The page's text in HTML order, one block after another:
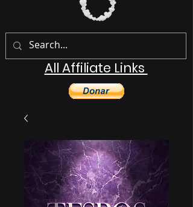
All Affiliate Links